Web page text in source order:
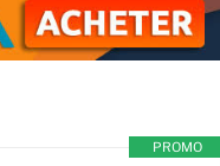
PROMO